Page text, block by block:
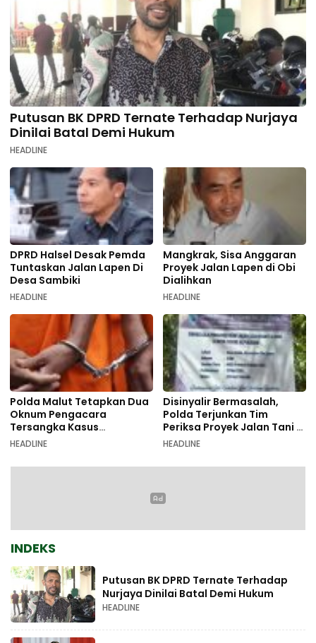
Putusan BK DPRD Ternate Terhadap Nurjaya
Dinilai Batal Demi Hukum
HEADLINE
DPRD Halsel Desak Pemda
Tuntaskan Jalan Lapen Di
Desa Sambiki
HEADLINE
Mangkrak, Sisa Anggaran
Proyek Jalan Lapen di Obi
Dialihkan
HEADLINE
Polda Malut Tetapkan Dua
Oknum Pengacara
Tersangka Kasus
Pemalsuan Dokumen
HEADLINE
Disinyalir Bermasalah,
Polda Terjunkan Tim
Periksa Proyek Jalan Tani di
Galala
HEADLINE
INDEKS
Putusan BK DPRD Ternate Terhadap
Nurjaya Dinilai Batal Demi Hukum
HEADLINE